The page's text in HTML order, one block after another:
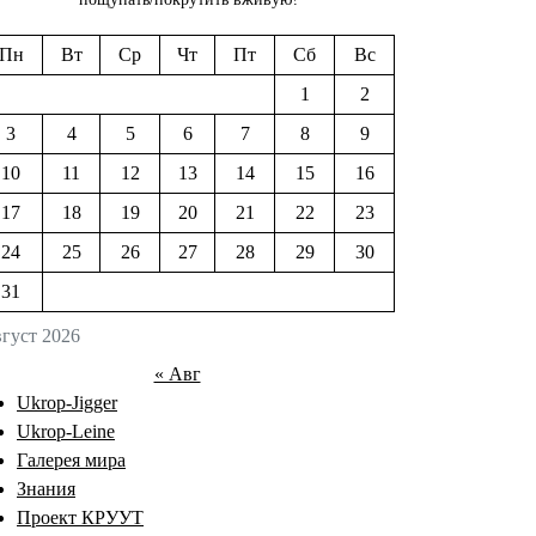
2026
Вт Ср Чт Пт Сб
Вс
1
2
3
4 5 6 7 8
9
10
11 12 13 14 15
16
17
18 19 20 21 22
23
24
25 26 27 28 29
30
31
« Авг
Ukrop-Jigger
Ukrop-Leine
Галерея мира
Знания
Проект КРУУТ